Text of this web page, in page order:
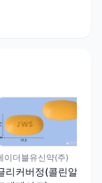
이더블유신약(주)
리커버정(콜린알